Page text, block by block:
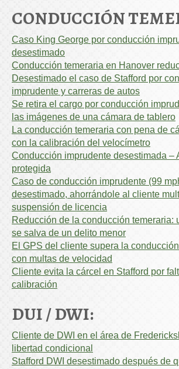
CONDUCCIÓN
Caso King George por conducción
desestimado
Conducción temeraria en Hanover
Desestimado el caso de Stafford por
imprudente y carreras de autos
Se retira el cargo por conducción
las imágenes de una cámara de tablero
La conducción temeraria con pena de
con la calibración del velocímetro
Conducción imprudente desestimada –
protegida
Caso de conducción imprudente (99
desestimado, ahorrándole al cliente
suspensión de licencia
Reducción de la conducción temeraria:
se salva de un delito menor
El GPS del cliente supera la
con multas de velocidad
Cliente evita la cárcel en Stafford por
calibración
DUI / DWI:
Cliente de DWI en el área de
libertad condicional
Stafford DWI desestimado después de